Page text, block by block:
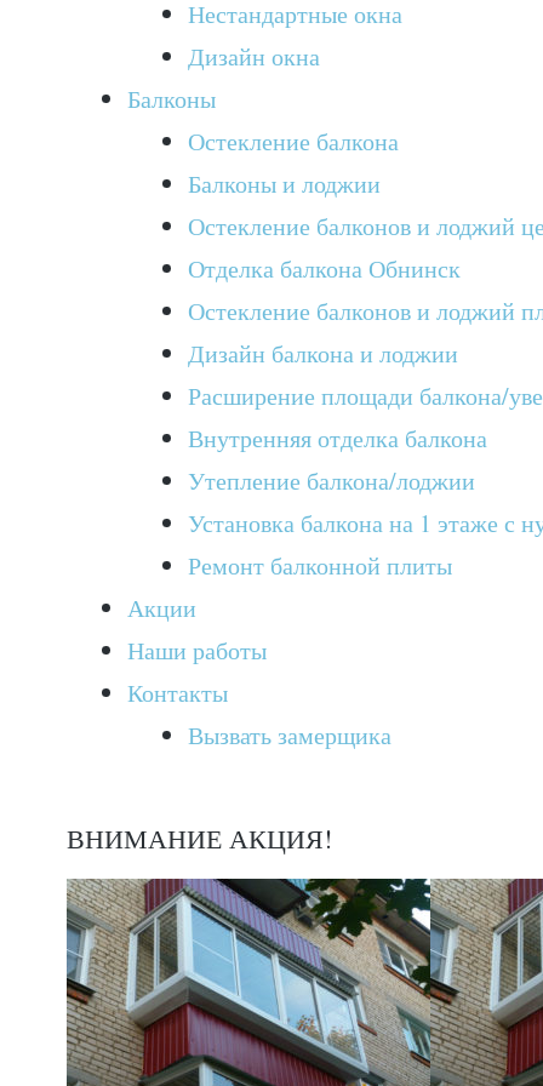
Нестандартные окна
Дизайн окна
Балконы
Остекление балкона
Балконы и лоджии
Остекление балконов и лоджий
Отделка балкона Обнинск
Остекление балконов и лоджий
Дизайн балкона и лоджии
Расширение площади балкона/
Внутренняя отделка балкона
Утепление балкона/лоджии
Установка балкона на 1 этаже с
Ремонт балконной плиты
Акции
Наши работы
Контакты
Вызвать замерщика
ВНИМАНИЕ АКЦИЯ!